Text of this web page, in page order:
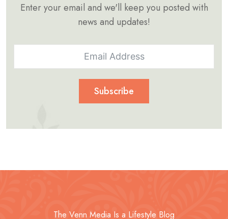
Enter your email and we'll keep you posted with
news and updates!
Subscribe
The Venn Media Is a Lifestyle Blog